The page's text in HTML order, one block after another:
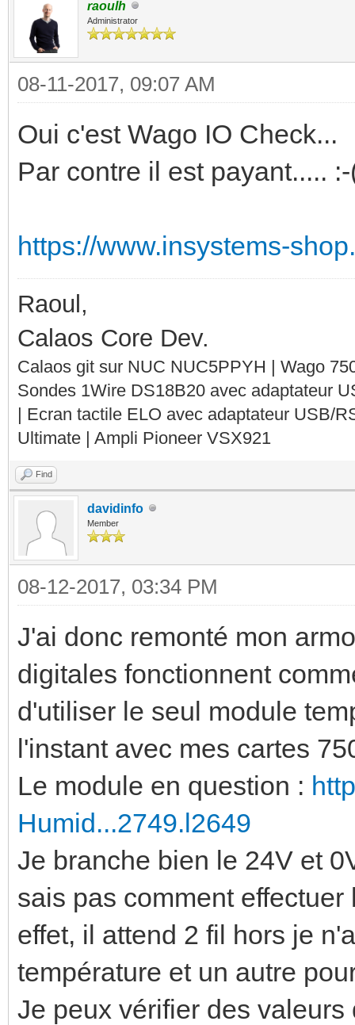
raoulh
Administrator
08-11-2017, 09:07 AM
Oui c'est Wago IO Check...
Par contre il est payant.....
https://www.insystems-
Raoul,
Calaos Core Dev.
Calaos git sur NUC NUC5PPYH | Wago
Sondes 1Wire DS18B20 avec adaptateur
| Ecran tactile ELO avec adaptateur USB/
Ultimate | Ampli Pioneer VSX921
Find
davidinfo
Member
08-12-2017, 03:34 PM
J'ai donc remonté mon
digitales fonctionnent
d'utiliser le seul module
l'instant avec mes cartes
Le module en question :
Humid...2749.l2649
Je branche bien le 24V et
sais pas comment
effet, il attend 2 fil hors je
température et un autre
Je peux vérifier des